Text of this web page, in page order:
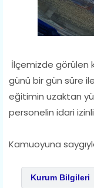
İlçemizde görülen
günü bir gün süre
eğitimin uzaktan
personelin idari
Kamuoyuna
Kurum Bilgileri